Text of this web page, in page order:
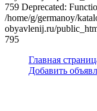
759 Deprecated:
/home/g/germanoy/
obyavlenij.ru/
795
Главная
Добавить